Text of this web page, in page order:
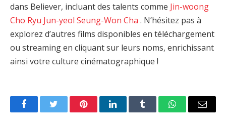
dans Believer, incluant des talents comme Jin-woong
Cho Ryu Jun-yeol Seung-Won Cha . N’hésitez pas à
explorez d’autres films disponibles en téléchargement
ou streaming en cliquant sur leurs noms, enrichissant
ainsi votre culture cinématographique !
FacebookTwitter PinterestLinkedInTumblr WhatsAppEmail